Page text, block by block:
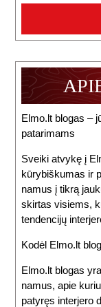
Elmo.lt blogas –
patarimams
Sveiki atvykę į
kūrybiškumas ir
namus į tikrą
skirtas visiems,
tendencijų
Kodėl Elmo.lt
Elmo.lt blogas
namus, apie
patyręs interjero